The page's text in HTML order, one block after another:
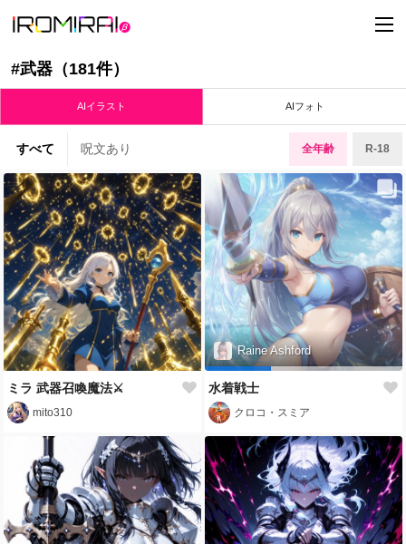
t
o
e
v
i
g
a
t
i
o
n
#武器（181件）
AIイラスト AIフォト
すべて 呪文あり 全年齢 R-18
ミラ 武器召喚魔法⚔️
mito310
Raine Ashford
水着戦士
クロコ・スミア